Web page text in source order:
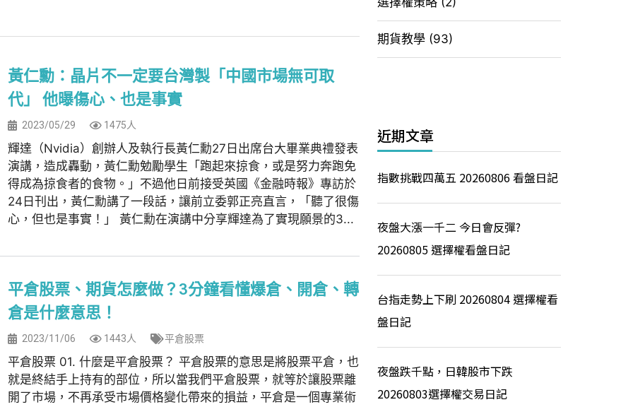
黃仁勳：晶片不一定要台灣製「中國市場無可取
代」 他曝傷心、也是事實
2023/05/29 1475人
輝達（Nvidia）創辦人及執行長黃仁勳27日出席台大畢業典禮發表
演講，造成轟動，黃仁勳勉勵學生「跑起來掠食，或是努力奔跑免
得成為掠食者的食物。」不過他日前接受英國《金融時報》專訪於
24日刊出，黃仁勳講了一段話，讓前立委郭正亮直言，「聽了很傷
心，但也是事實！」 黃仁勳在演講中分享輝達為了實現願景的3...
平倉股票、期貨怎麼做？3分鐘看懂爆倉、開倉、轉
倉是什麼意思！
2023/11/06 1443人 平倉股票
平倉股票 01. 什麼是平倉股票？ 平倉股票的意思是將股票平倉，也
就是終結手上持有的部位，所以當我們平倉股票，就等於讓股票離
開了市場，不再承受市場價格變化帶來的損益，平倉是一個專業術
期貨教學 (93)
近期文章
指數挑戰四萬五 20260806 看盤日記
夜盤大漲一千二 今日會反彈?
20260805 選擇權看盤日記
台指走勢上下刷 20260804 選擇權看
盤日記
夜盤跌千點，日韓股市下跌
20260803選擇權交易日記